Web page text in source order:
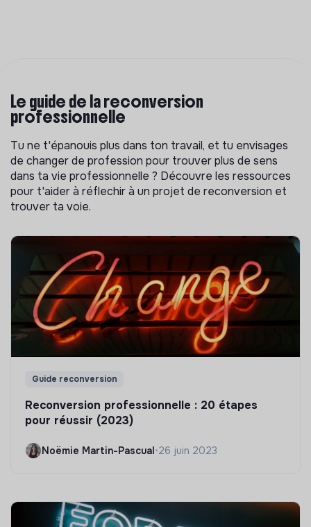
Le guide de la reconversion
professionnelle
Tu ne t'épanouis plus dans ton travail, et tu envisages
de changer de profession pour trouver plus de sens
dans ta vie professionnelle ? Découvre les ressources
pour t'aider à réflechir à un projet de reconversion et
trouver ta voie.
Guide reconversion
Reconversion professionnelle : 20 étapes
pour réussir (2023)
Noëmie Martin-Pascual•26 juin 2023